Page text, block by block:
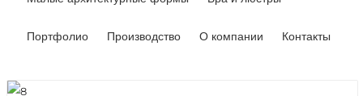
Портфолио Производство О компании Контакты